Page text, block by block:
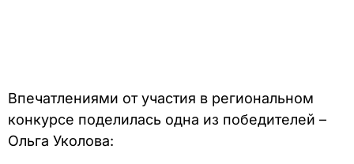
Впечатлениями от участия в региональном
конкурсе поделилась одна из победителей –
Ольга Уколова: